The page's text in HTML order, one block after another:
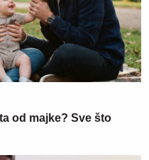
od majke? Sve što